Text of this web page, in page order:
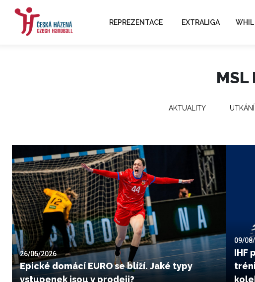
REPREZENTACE EXTRALIGA WHIL
MSL
AKTUALITY UTKÁNÍ
26/05/2026
Epické domácí EURO se blíží. Jaké typy
vstupenek jsou v prodeji?
09/
IHF